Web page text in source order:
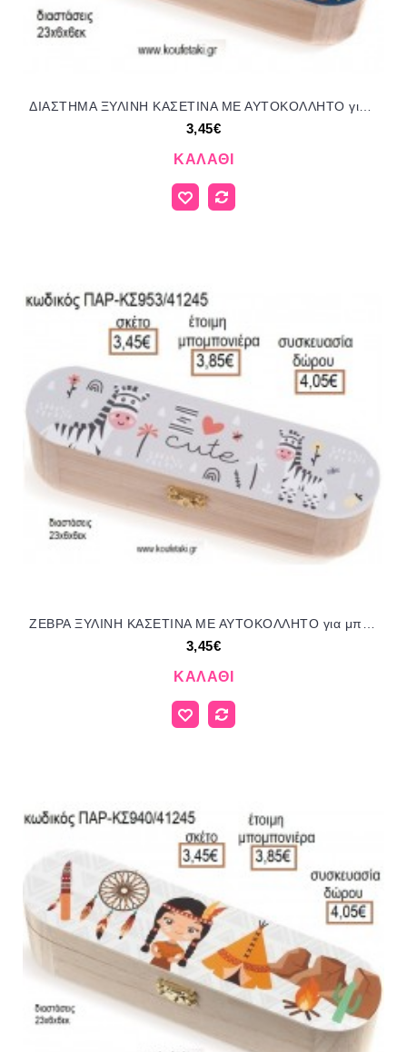
3,45€
ΚΑΛΆΘΙ
3,45€
ΚΑΛΆΘΙ